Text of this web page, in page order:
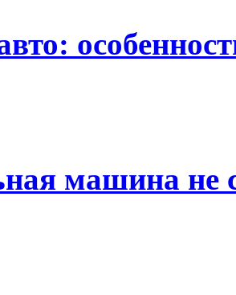
машина не